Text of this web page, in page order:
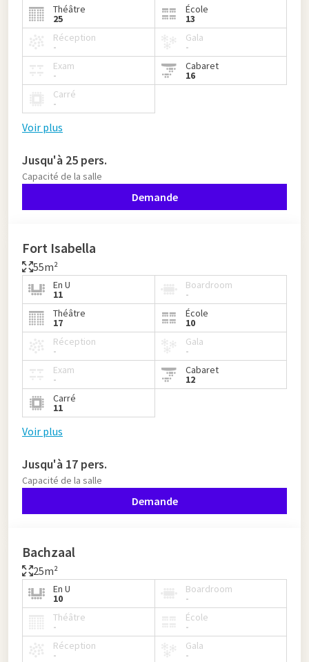
Théâtre
25
École
13
Réception
-
Gala
-
Exam
-
Cabaret
16
Carré
-
Voir plus
Jusqu'à 25 pers.
Capacité de la salle
Demande
Fort Isabella
55m²
En U
11
Boardroom
-
Théâtre
17
École
10
Réception
-
Gala
-
Exam
-
Cabaret
12
Carré
11
Voir plus
Jusqu'à 17 pers.
Capacité de la salle
Demande
Bachzaal
25m²
En U
10
Boardroom
-
Théâtre
-
École
-
Réception
-
Gala
-